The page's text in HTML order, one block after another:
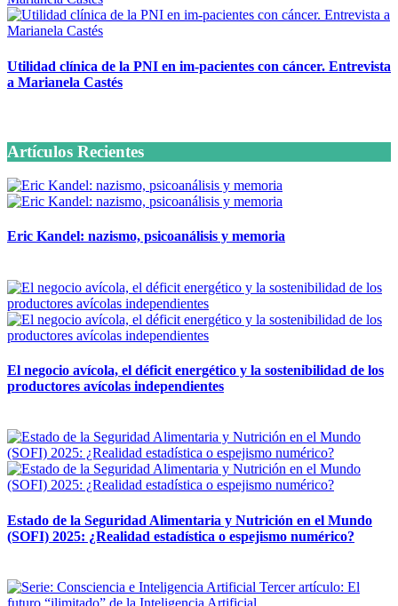
Utilidad clínica de la PNI en im-pacientes con cáncer. Entrevista
a Marianela Castés
Artículos Recientes
Eric Kandel: nazismo, psicoanálisis y memoria
El negocio avícola, el déficit energético y la sostenibilidad de los
productores avícolas independientes
Estado de la Seguridad Alimentaria y Nutrición en el Mundo
(SOFI) 2025: ¿Realidad estadística o espejismo numérico?